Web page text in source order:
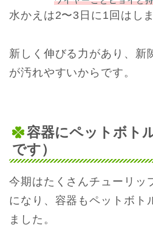
水かえは2〜3日に1回はし
新しく伸びる力があり、新
が汚れやすいからです。
容器にペットボト
です）
今期はたくさんチューリッ
になり、容器もペットボト
ました。